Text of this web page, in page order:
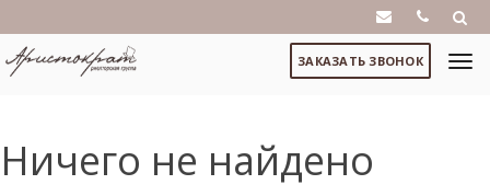
ЗАКАЗАТЬ ЗВОНОК
Ничего не найдено